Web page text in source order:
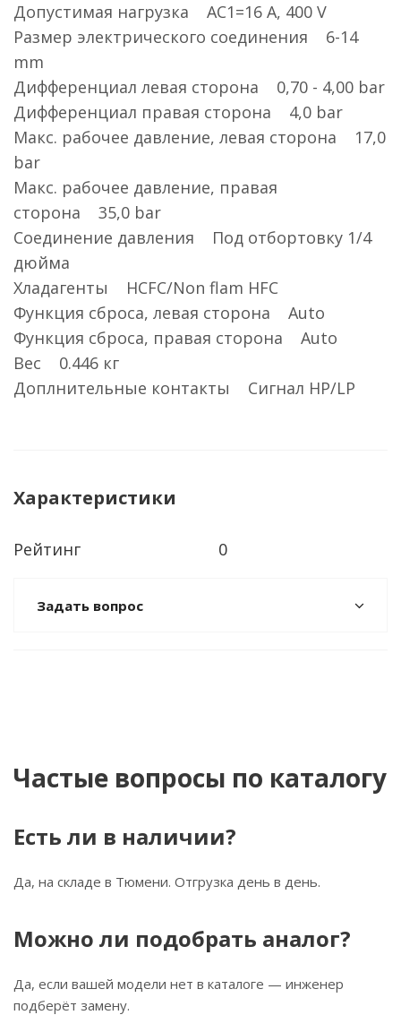
Допустимая нагрузка AC1=16 A, 400 V
Размер электрического соединения 6-14
mm
Дифференциал левая сторона 0,70 - 4,00 bar
Дифференциал правая сторона 4,0 bar
Макс. рабочее давление, левая сторона 17,0
bar
Макс. рабочее давление, правая
сторона 35,0 bar
Соединение давления Под отбортовку 1/4
дюйма
Хладагенты HCFC/Non flam HFC
Функция сброса, левая сторона Auto
Функция сброса, правая сторона Auto
Вес 0.446 кг
Доплнительные контакты Сигнал HP/LP
Характеристики
Рейтинг 0
Задать вопрос
Частые вопросы по каталогу
Есть ли в наличии?
Да, на складе в Тюмени. Отгрузка день в день.
Можно ли подобрать аналог?
Да, если вашей модели нет в каталоге — инженер
подберёт замену.